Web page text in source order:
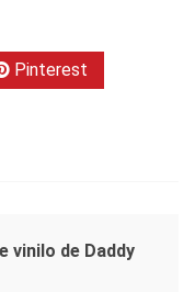
Pinterest
vinilo de Daddy